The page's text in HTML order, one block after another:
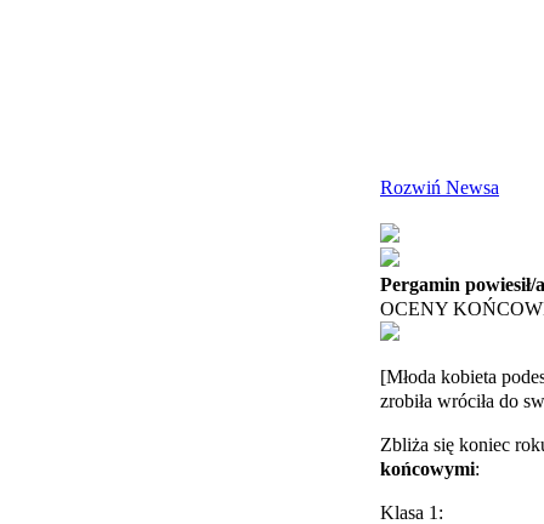
Rozwiń Newsa
Pergamin powiesił/
OCENY
[Młoda kobieta
zrobiła wróciła do
Zbliża się koniec
końcowymi:
Klasa 1: